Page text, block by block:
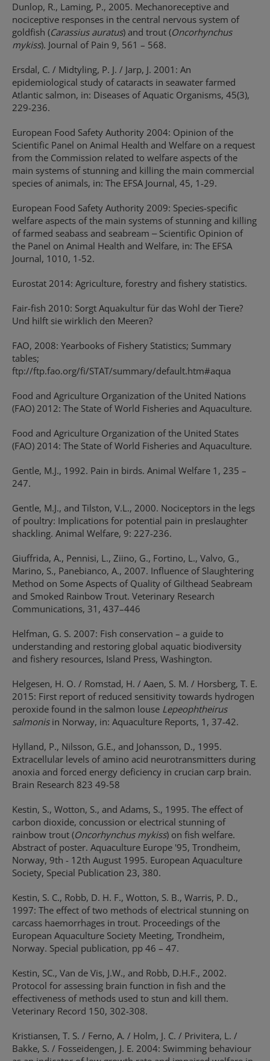
Dunlop, R., Laming, P., 2005. Mechanoreceptive and
nociceptive responses in the central nervous system of
goldfish (Carassius auratus) and trout (Oncorhynchus
mykiss). Journal of Pain 9, 561 – 568.
Ersdal, C. / Midtyling, P. J. / Jarp, J. 2001: An
epidemiological study of cataracts in seawater farmed
Atlantic salmon, in: Diseases of Aquatic Organisms, 45(3),
229-236.
European Food Safety Authority 2004: Opinion of the
Scientific Panel on Animal Health and Welfare on a request
from the Commission related to welfare aspects of the
main systems of stunning and killing the main commercial
species of animals, in: The EFSA Journal, 45, 1-29.
European Food Safety Authority 2009: Species-specific
welfare aspects of the main systems of stunning and killing
of farmed seabass and seabream ‒ Scientific Opinion of
the Panel on Animal Health and Welfare, in: The EFSA
Journal, 1010, 1-52.
Eurostat 2014: Agriculture, forestry and fishery statistics.
Fair-fish 2010: Sorgt Aquakultur für das Wohl der Tiere?
Und hilft sie wirklich den Meeren?
FAO, 2008: Yearbooks of Fishery Statistics; Summary
tables;
ftp://ftp.fao.org/fi/STAT/summary/default.htm#aqua
Food and Agriculture Organization of the United Nations
(FAO) 2012: The State of World Fisheries and Aquaculture.
Food and Agriculture Organization of the United States
(FAO) 2014: The State of World Fisheries and Aquaculture.
Gentle, M.J., 1992. Pain in birds. Animal Welfare 1, 235 –
247.
Gentle, M.J., and Tilston, V.L., 2000. Nociceptors in the legs
of poultry: Implications for potential pain in preslaughter
shackling. Animal Welfare, 9: 227-236.
Giuffrida, A., Pennisi, L., Ziino, G., Fortino, L., Valvo, G.,
Marino, S., Panebianco, A., 2007. Influence of Slaughtering
Method on Some Aspects of Quality of Gilthead Seabream
and Smoked Rainbow Trout. Veterinary Research
Communications, 31, 437–446
Helfman, G. S. 2007: Fish conservation – a guide to
understanding and restoring global aquatic biodiversity
and fishery resources, Island Press, Washington.
Helgesen, H. O. / Romstad, H. / Aaen, S. M. / Horsberg, T. E.
2015: First report of reduced sensitivity towards hydrogen
peroxide found in the salmon louse Lepeophtheirus
salmonisin Norway, in: Aquaculture Reports, 1, 37-42.
Hylland, P., Nilsson, G.E., and Johansson, D., 1995.
Extracellular levels of amino acid neurotransmitters during
anoxia and forced energy deficiency in crucian carp brain.
Brain Research 823 49-58
Kestin, S., Wotton, S., and Adams, S., 1995. The effect of
carbon dioxide, concussion or electrical stunning of
rainbow trout (Oncorhynchus mykiss) on fish welfare.
Abstract of poster. Aquaculture Europe '95, Trondheim,
Norway, 9th - 12th August 1995. European Aquaculture
Society, Special Publication 23, 380.
Kestin, S. C., Robb, D. H. F., Wotton, S. B., Warris, P. D.,
1997: The effect of two methods of electrical stunning on
carcass haemorrhages in trout. Proceedings of the
European Aquaculture Society Meeting, Trondheim,
Norway. Special publication, pp 46 – 47.
Kestin, SC., Van de Vis, J.W., and Robb, D.H.F., 2002.
Protocol for assessing brain function in fish and the
effectiveness of methods used to stun and kill them.
Veterinary Record 150, 302-308.
Kristiansen, T. S. / Ferno, A. / Holm, J. C. / Privitera, L. /
Bakke, S. / Fosseidengen, J. E. 2004: Swimming behaviour